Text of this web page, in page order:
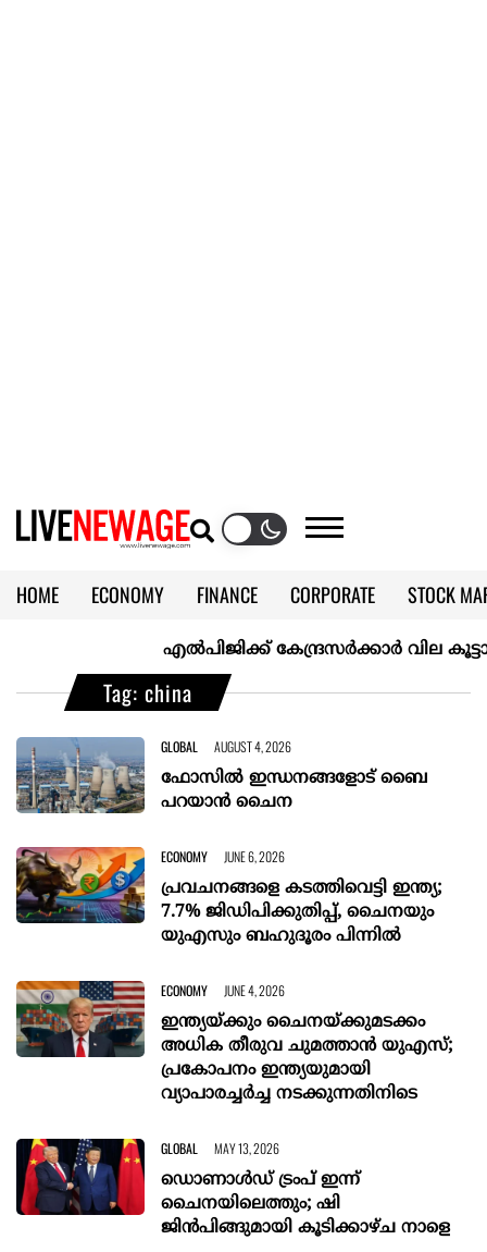
HOME ECONOMY FINANCE CORPORATE
STOCK
KERALA @70
എല്‍പിജിക്ക് കേന്ദ്രസർക്കാർ വില
Tag: china
GLOBAL AUGUST 4, 2026
ഫോസിൽ ഇന്ധനങ്ങളോട് ബൈ
പറയാൻ ചൈന
ECONOMY JUNE 6, 2026
പ്രവചനങ്ങളെ കടത്തിവെട്ടി ഇന്ത്യ;
7.7% ജിഡിപിക്കുതിപ്പ്, ചൈനയും
യുഎസും ബഹുദൂരം പിന്നിൽ
ECONOMY JUNE 4, 2026
ഇന്ത്യയ്ക്കും ചൈനയ്ക്കുമടക്കം
അധിക തീരുവ ചുമത്താ‍ൻ യുഎസ്;
പ്രകോപനം ഇന്ത്യയുമായി
വ്യാപാരച്ചർച്ച നടക്കുന്നതിനിടെ
GLOBAL MAY 13, 2026
ഡൊണാൾഡ് ട്രംപ്‌ ഇന്ന്
ചൈനയിലെത്തും; ഷി
ജിൻപിങ്ങുമായി കൂടിക്കാഴ്‌ച നാളെ